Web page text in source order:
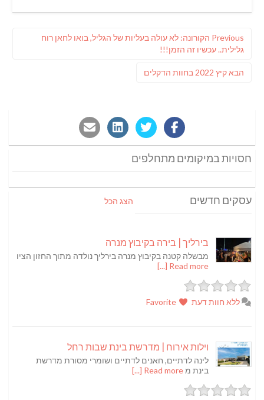
Previous
Previous
post:
הקורונה: לא עולה בעליות של הגליל, בואו לחאן רוח
גלילית.. עכשיו זה הזמן!!!
הבאפוסט
קיץ 2022 בחוות הדקלים
חסויות במיקומים מתחלפים
עסקים חדשים הצג הכל
בירליך | בירה בקיבוץ מנרה
מבשלה קטנה בקיבוץ מנרה בירליך נולדה מתוך החזון הציו
Read more [...]
ללא חוות דעת
וילות אירוח | מדרשת בינת שבות רחל
לינה לדתיים, חאנים לדתיים ושומרי מסורת מדרשת
בינת מRead more [...]